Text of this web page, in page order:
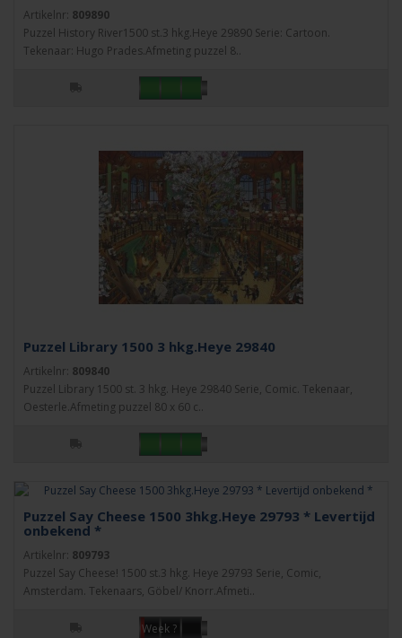
Artikelnr: 809890
Puzzel History River1500 st.3 hkg.Heye 29890 Serie: Cartoon.
Tekenaar: Hugo Prades.Afmeting puzzel 8..
Puzzel Library 1500 3 hkg.Heye 29840
Artikelnr: 809840
Puzzel Library 1500 st. 3 hkg. Heye 29840 Serie, Comic. Tekenaar,
Oesterle.Afmeting puzzel 80 x 60 c..
Puzzel Say Cheese 1500 3hkg.Heye 29793 * Levertijd
onbekend *
Artikelnr: 809793
Puzzel Say Cheese! 1500 st.3 hkg. Heye 29793 Serie, Comic,
Amsterdam. Tekenaars, Göbel/ Knorr.Afmeti..
Week ?